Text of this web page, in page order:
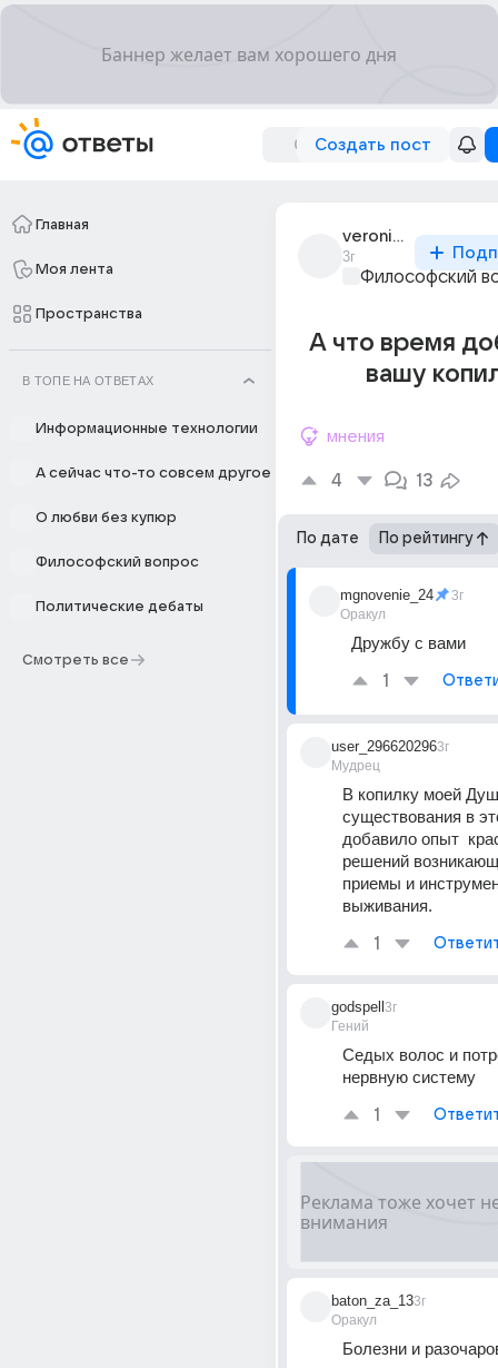
Создать пост
Главная
Моя лента
Пространства
В ТОПЕ НА ОТВЕТАХ
Информационные технологии
А сейчас что-то совсем другое
О любви без купюр
Философский вопрос
Политические дебаты
Смотреть все
veronichka_2077
3г
Философский
А что время
вашу
мнения
4 13
По дате По рейтингу
mgnovenie_24
Оракул
3г
Дружбу с вами
1
user_296620296
Мудрец
3г
В копилку моей
существования в
добавило опыт
решений
приемы и
выживания.
1
godspell
Гений
3г
Седых волос и
нервную систему
1
baton_za_13
Оракул
3г
Болезни и